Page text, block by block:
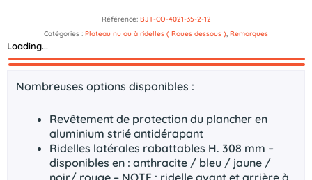
Référence: BJT-CO-4021-35-2-12
Catégories : Plateau nu ou à ridelles ( Roues dessous ), Remorques
Loading...
Description
Documents technique
Nombreuses options disponibles :
Revêtement de protection du plancher en
aluminium strié antidérapant
Ridelles latérales rabattables H. 308 mm –
disponibles en : anthracite / bleu / jaune /